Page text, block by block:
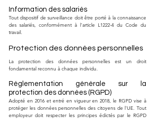
Information des salariés
Tout dispositif de surveillance doit être porté à la connaissance
des salariés, conformément à l'article L1222-4 du Code du
travail.
Protection des données personnelles
La protection des données personnelles est un droit
fondamental reconnu à chaque individu.
Réglementation générale sur la
protection des données (RGPD)
Adopté en 2016 et entré en vigueur en 2018, le RGPD vise à
protéger les données personnelles des citoyens de l'UE. Tout
employeur doit respecter les principes édictés par le RGPD